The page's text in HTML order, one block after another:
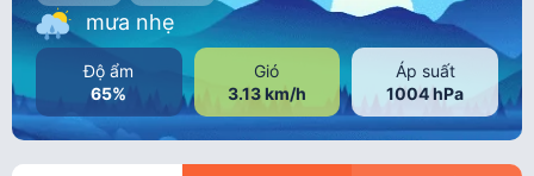
mưa nhẹ
Độ ẩm
65%
Gió
3.13 km/h
Áp suất
1004 hPa